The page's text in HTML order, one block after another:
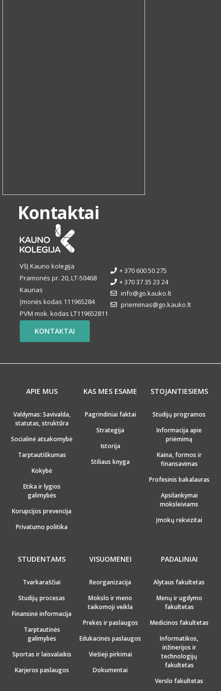
Kontaktai
VšĮ Kauno kolegija
Pramonės pr. 20, LT-50468
Kaunas
Įmonės kodas 111965284
PVM mok. kodas LT119652811
+ 370 600 50 275
+ 370 37 35 23 24
info@go.kauko.lt
priemimas@go.kauko.lt
KONTAKTAI
APIE MUS
Valdymas: Savivalda,
statutas, struktūra
Socialinė atsakomybė
Tarptautiškumas
Kokybė
Etika ir lygios
galimybės
Korupcijos prevencija
Privatumo politika
KAS MES ESAME
Pagrindiniai faktai
Strategija
Istorija
Stiliaus knyga
STOJANTIESIEMS
Studijų programos
Informacija apie
priėmimą
Kaina, formos ir
finansavimas
Profesinis bakalauras
Apsilankymai
moksleiviams
Įmokų rekvizitai
STUDENTAMS
Tvarkaraščiai
Studijų procesas
Finansinė informacija
Tarptautinės
galimybės
Sportas ir laisvalaikis
Karjeros paslaugos
VISUOMENEI
Reorganizacija
Mokslo ir meno
taikomoji veikla
Prekės ir paslaugos
Edukacinės paslaugos
Viešieji pirkimai
Dokumentai
PADALINIAI
Alytaus fakultetas
Menų ir ugdymo
fakultetas
Medicinos fakultetas
Informatikos,
inžinerijos ir
technologijų
fakultetas
Verslo fakultetas